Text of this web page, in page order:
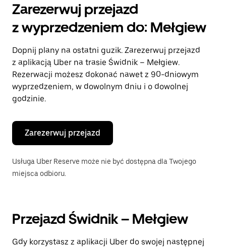
i wybrać
Naciśnij
klawisz
„Escape”,
aby
zamknąć
kalendarz.
Zarezerwuj przejazd
z wyprzedzeniem do: Mełgiew
Dopnij plany na ostatni guzik. Zarezerwuj przejazd
z aplikacją Uber na trasie Świdnik – Mełgiew.
Rezerwacji możesz dokonać nawet z 90-dniowym
wyprzedzeniem, w dowolnym dniu i o dowolnej
godzinie.
Zarezerwuj przejazd
Usługa Uber Reserve może nie być dostępna dla Twojego
miejsca odbioru.
Przejazd Świdnik – Mełgiew
Gdy korzystasz z aplikacji Uber do swojej następnej